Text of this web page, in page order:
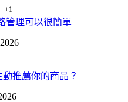
+1
管理可以很簡單
推薦你的商品？